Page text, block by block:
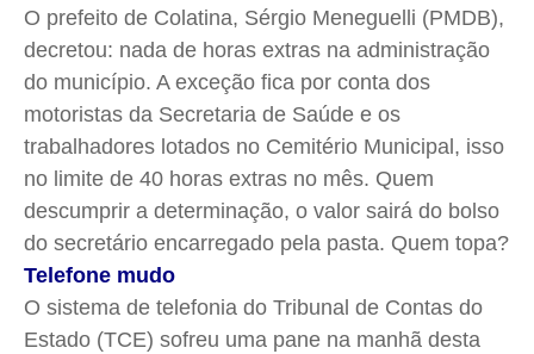
O prefeito de Colatina, Sérgio Meneguelli (PMDB),
decretou: nada de horas extras na administração
do município. A exceção fica por conta dos
motoristas da Secretaria de Saúde e os
trabalhadores lotados no Cemitério Municipal, isso
no limite de 40 horas extras no mês. Quem
descumprir a determinação, o valor sairá do bolso
do secretário encarregado pela pasta. Quem topa?
Telefone mudo
O sistema de telefonia do Tribunal de Contas do
Estado (TCE) sofreu uma pane na manhã desta